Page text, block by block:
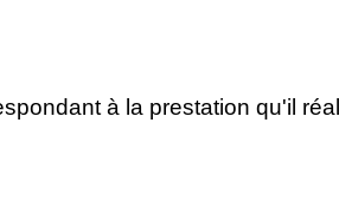
à la prestation qu'il